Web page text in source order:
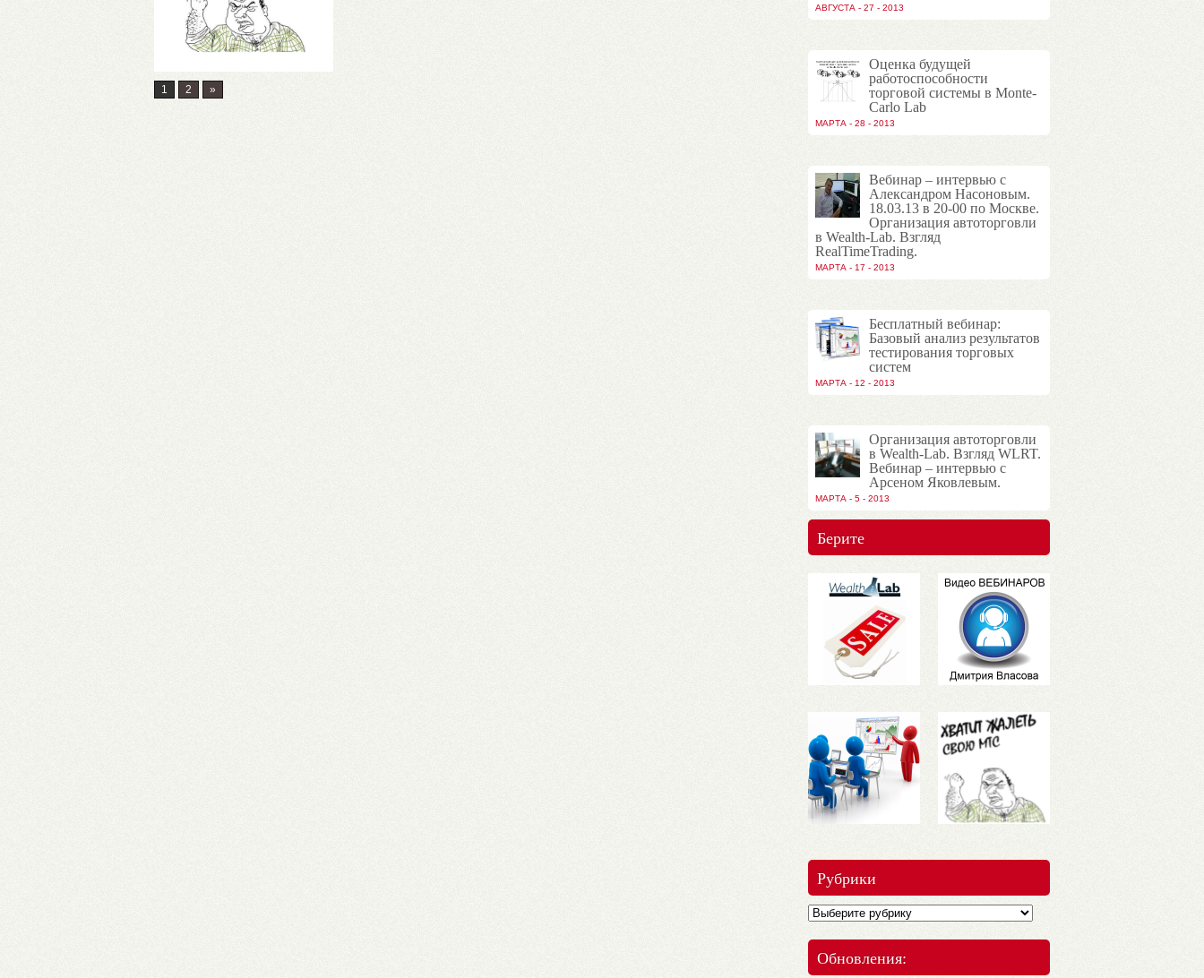
1 2 »
АВГУСТА - 27 - 2013
Оценка будущей
работоспособности
торговой системы в Monte-
Carlo Lab
МАРТА - 28 - 2013
Вебинар – интервью с
Александром Насоновым.
18.03.13 в 20-00 по Москве.
Организация автоторговли
в Wealth-Lab. Взгляд
RealTimeTrading.
МАРТА - 17 - 2013
Бесплатный вебинар:
Базовый анализ результатов
тестирования торговых
систем
МАРТА - 12 - 2013
Организация автоторговли
в Wealth-Lab. Взгляд WLRT.
Вебинар – интервью с
Арсеном Яковлевым.
МАРТА - 5 - 2013
Берите
Рубрики
Обновления: